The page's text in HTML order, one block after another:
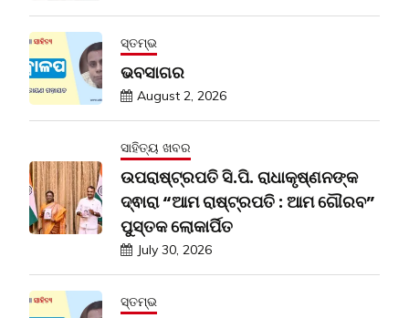
ସ୍ତମ୍ଭ
ଭବସାଗର
August 2, 2026
ସାହିତ୍ୟ ଖବର
ଉପରାଷ୍ଟ୍ରପତି ସି.ପି. ରାଧାକୃଷ୍ଣନଙ୍କ
ଦ୍ଵାରା “ଆମ ରାଷ୍ଟ୍ରପତି : ଆମ ଗୌରବ”
ପୁସ୍ତକ ଲୋକାର୍ପିତ
July 30, 2026
ସ୍ତମ୍ଭ